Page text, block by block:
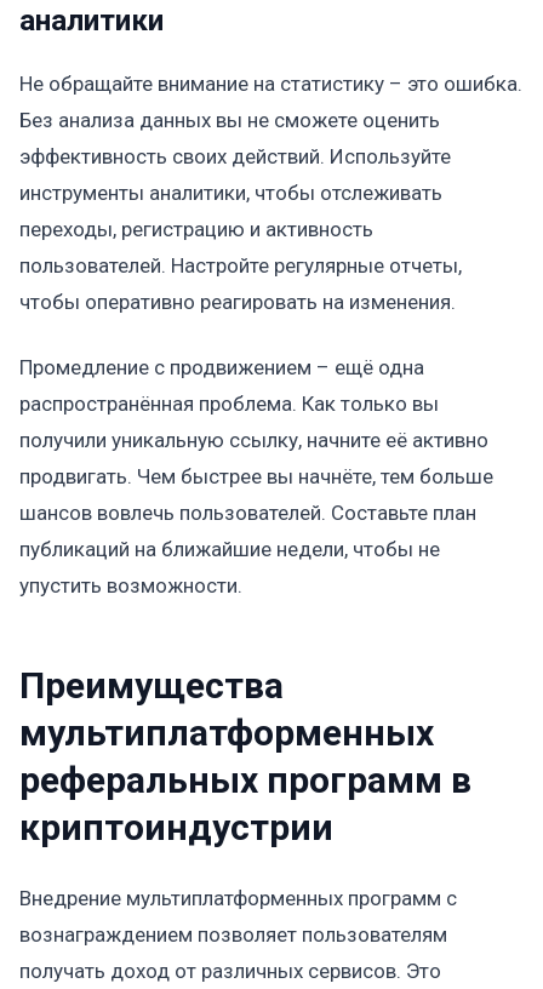
аналитики
Не обращайте внимание на статистику – это ошибка.
Без анализа данных вы не сможете оценить
эффективность своих действий. Используйте
инструменты аналитики, чтобы отслеживать
переходы, регистрацию и активность
пользователей. Настройте регулярные отчеты,
чтобы оперативно реагировать на изменения.
Промедление с продвижением – ещё одна
распространённая проблема. Как только вы
получили уникальную ссылку, начните её активно
продвигать. Чем быстрее вы начнёте, тем больше
шансов вовлечь пользователей. Составьте план
публикаций на ближайшие недели, чтобы не
упустить возможности.
Преимущества
мультиплатформенных
реферальных программ в
криптоиндустрии
Внедрение мультиплатформенных программ с
вознаграждением позволяет пользователям
получать доход от различных сервисов. Это